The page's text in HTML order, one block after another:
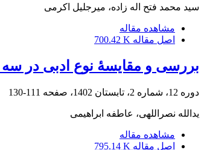
سید محمد فتح اله زاده، میرجلیل اکرمی
مشاهده مقاله
اصل مقاله 700.42 K
بررسی و مقایسۀ نوع ادبی در سه
دوره 12، شماره 2، تابستان 1402، صفحه 111-130
یدالله نصراللهی، عاطفه ابراهیمی
مشاهده مقاله
اصل مقاله 795.14 K